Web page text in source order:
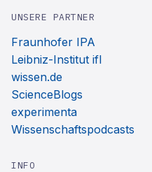
UNSERE PARTNER
Fraunhofer IPA
Leibniz-Institut ifl
wissen.de
ScienceBlogs
experimenta
Wissenschaftspodcasts
INFO